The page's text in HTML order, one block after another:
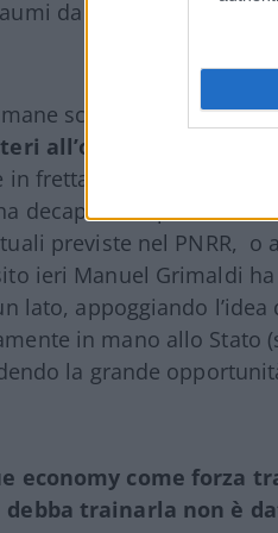
da carente know
scorrono e la
all’orizzonte
fretta ci sarebbero
decapitato il porto di
previste nel PNRR,
ieri Manuel Grimaldi
lato, appoggiando
in mano allo Stato
la grande
economy come forza
debba trainarla non è